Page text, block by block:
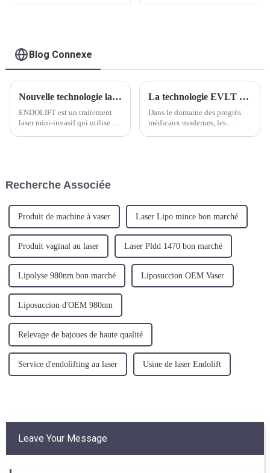
Blog Connexe
Nouvelle technologie laser de lifting
ENDOLIFT est un traitement
laser mini-invasif qui utilise un
superfi...
La technologie EVLT révolutionne le traitement des varices : compréhension du fonctionnement interne et des progrès cliniques
Dans le domaine des progrès
médicaux modernes, les
Recherche Associée
Produit de machine à vaser Laser Lipo mince bon marché
Produit vaginal au laser Laser Pldd 1470 bon marché
Lipolyse 980nm bon marché Liposuccion OEM Vaser
Liposuccion d'OEM 980nm
Relevage de bajoues de haute qualité
Service d'endolifting au laser Usine de laser Endolift
Leave Your Message